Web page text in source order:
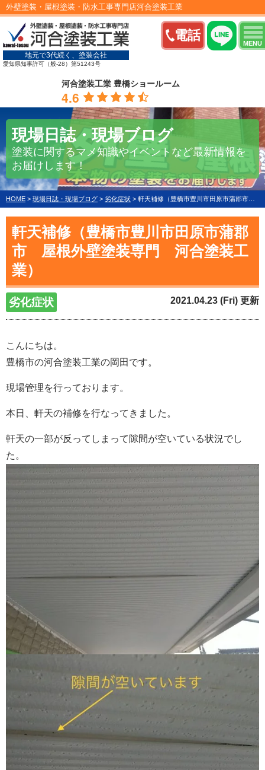
電話
MENU
外壁塗装・屋根塗装・防水工事専門店河合塗装工業
地元で3代続く、塗装会社
愛知県知事許可（般-28）第51243号
河合塗装工業 豊橋ショールーム
4.6
現場日誌・現場ブログ
塗装に関するマメ知識やイベントなど最新情報を
お届けします！
HOME > 現場日誌・現場ブログ > 劣化症状 > 軒天補修（豊橋市豊川市田原市蒲郡市 屋根外壁塗装専門 河合塗装工業）
軒天補修（豊橋市豊川市田原市蒲郡
市 屋根外壁塗装専門 河合塗装工
業）
劣化症状 2021.04.23 (Fri) 更新
こんにちは。
豊橋市の河合塗装工業の岡田です。
現場管理を行っております。
本日、軒天の補修を行なってきました。
軒天の一部が反ってしまって隙間が空いている状況でし
た。